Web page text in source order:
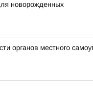
новорожденных
органов местного